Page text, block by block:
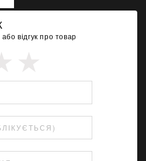
відгук про товар